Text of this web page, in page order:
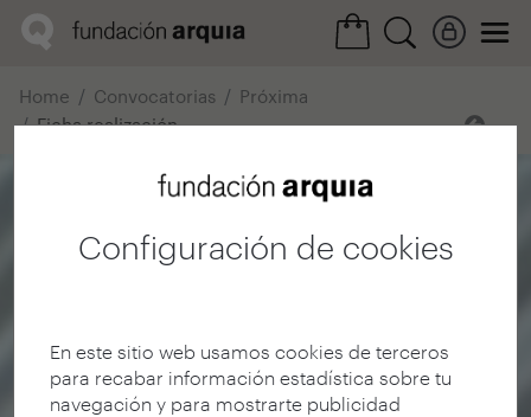
Configuración de cookies
En este sitio web usamos cookies de terceros
para recabar información estadística sobre tu
navegación y para mostrarte publicidad
Home Convocatorias
Próxima
Ficha realización